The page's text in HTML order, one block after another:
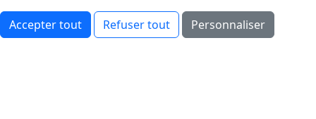
Accepter tout Refuser tout Personnaliser